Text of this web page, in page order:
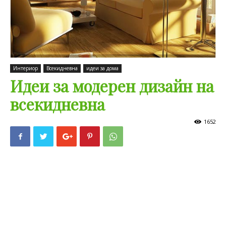
Интериор Всекидневна идеи за дома
Идеи за модерен дизайн на
всекидневна
1652